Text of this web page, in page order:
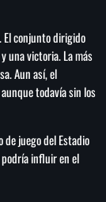
científico
papa León
su apoyo a
comercial
El conjunto dirigido
una victoria. La más
Aun así, el
todavía sin los
juego del Estadio
influir en el